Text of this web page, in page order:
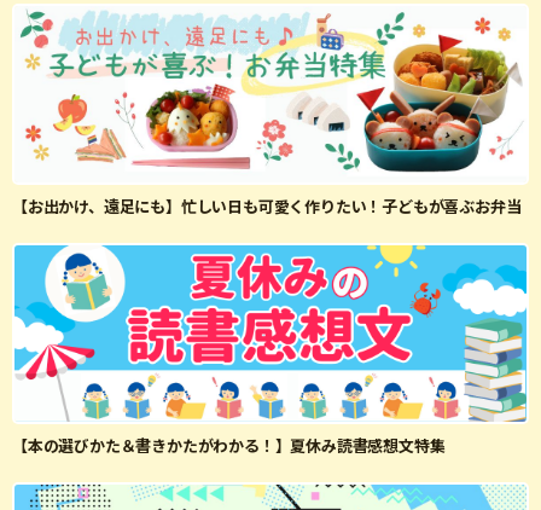
【お出かけ、遠足にも】忙しい日も可愛く作りたい！子どもが喜ぶお弁当
【本の選びかた＆書きかたがわかる！】夏休み読書感想文特集